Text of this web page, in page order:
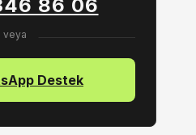
86 06
Destek